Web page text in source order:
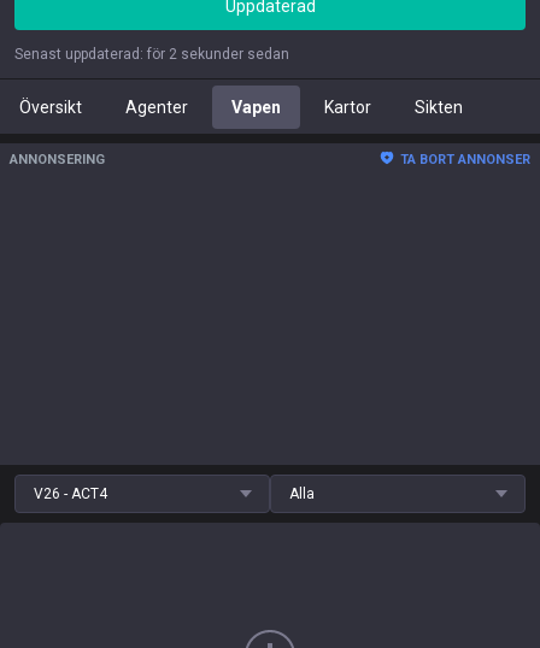
Uppdaterad
Senast uppdaterad : för 2 sekunder sedan
Översikt Agenter Vapen Kartor Sikten
ANNONSERING TA BORT ANNONSER
V26 - ACT4 Alla